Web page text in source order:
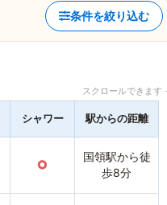
条件を絞り込む
スクロールできま
シャワー 駅からの距離
○
国領駅から徒
歩8分